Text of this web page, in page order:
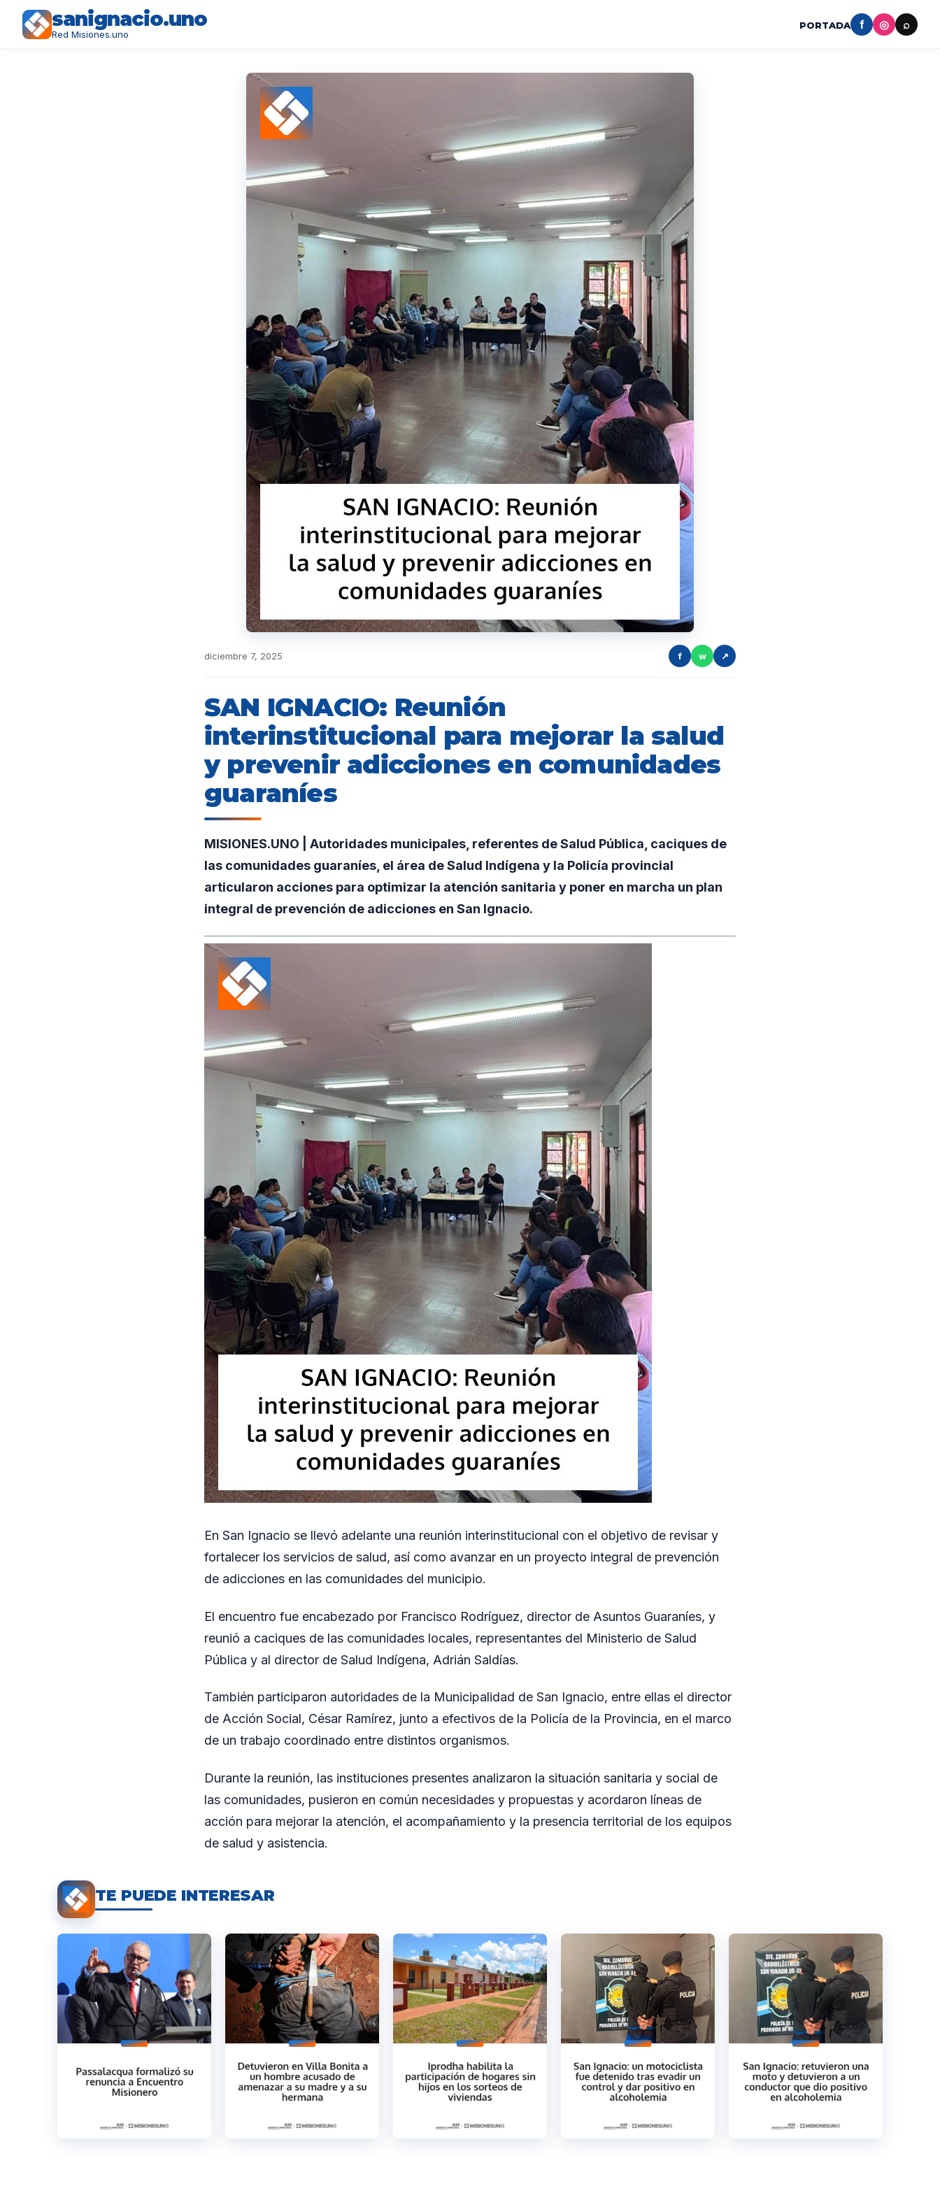
sanignacio.uno
Red Misiones.uno
PORTADA f ◎ ⌕
diciembre 7, 2025 f w ↗
SAN IGNACIO: Reunión
interinstitucional para mejorar la salud
y prevenir adicciones en comunidades
guaraníes
MISIONES.UNO | Autoridades municipales, referentes de Salud Pública, caciques de
las comunidades guaraníes, el área de Salud Indígena y la Policía provincial
articularon acciones para optimizar la atención sanitaria y poner en marcha un plan
integral de prevención de adicciones en San Ignacio.
En San Ignacio se llevó adelante una reunión interinstitucional con el objetivo de revisar y
fortalecer los servicios de salud, así como avanzar en un proyecto integral de prevención
de adicciones en las comunidades del municipio.
El encuentro fue encabezado por Francisco Rodríguez, director de Asuntos Guaraníes, y
reunió a caciques de las comunidades locales, representantes del Ministerio de Salud
Pública y al director de Salud Indígena, Adrián Saldías.
También participaron autoridades de la Municipalidad de San Ignacio, entre ellas el director
de Acción Social, César Ramírez, junto a efectivos de la Policía de la Provincia, en el marco
de un trabajo coordinado entre distintos organismos.
Durante la reunión, las instituciones presentes analizaron la situación sanitaria y social de
las comunidades, pusieron en común necesidades y propuestas y acordaron líneas de
acción para mejorar la atención, el acompañamiento y la presencia territorial de los equipos
de salud y asistencia.
TE PUEDE INTERESAR